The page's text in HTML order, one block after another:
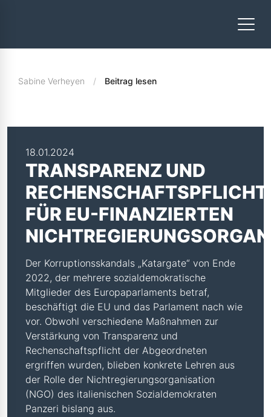
Sabine Verheyen Beitrag lesen
18.01.2024
TRANSPARENZ UND
RECHENSCHAFTSPFLICHT
FÜR EU-FINANZIERTEN
Der Korruptionsskandals „Katargate“ von Ende
2022, der mehrere sozialdemokratische
Mitglieder des Europaparlaments betraf,
beschäftigt die EU und das Parlament nach wie
vor. Obwohl verschiedene Maßnahmen zur
Verstärkung von Transparenz und
Rechenschaftspflicht der Abgeordneten
ergriffen wurden, blieben konkrete Lehren aus
der Rolle der Nichtregierungsorganisation
(NGO) des italienischen Sozialdemokraten
Panzeri bislang aus.